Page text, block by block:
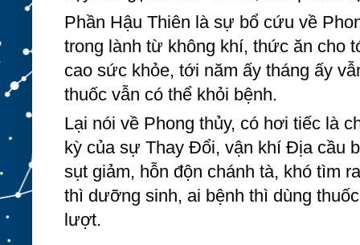
Phần Hậu Thiên là sự bổ cứu về
trong lành từ không khí, thức ăn cho
cao sức khỏe, tới năm ấy tháng ấy
thuốc vẫn có thể khỏi bệnh.
Lại nói về Phong thủy, có hơi tiếc là
kỳ của sự Thay Đổi, vận khí Địa cầu
sụt giảm, hỗn độn chánh tà, khó tìm
thì dưỡng sinh, ai bệnh thì dùng
lượt.